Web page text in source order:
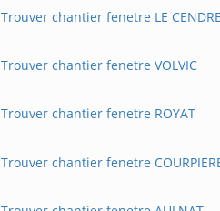
Trouver chantier fenetre LE CENDRE
Trouver chantier fenetre VOLVIC
Trouver chantier fenetre ROYAT
Trouver chantier fenetre